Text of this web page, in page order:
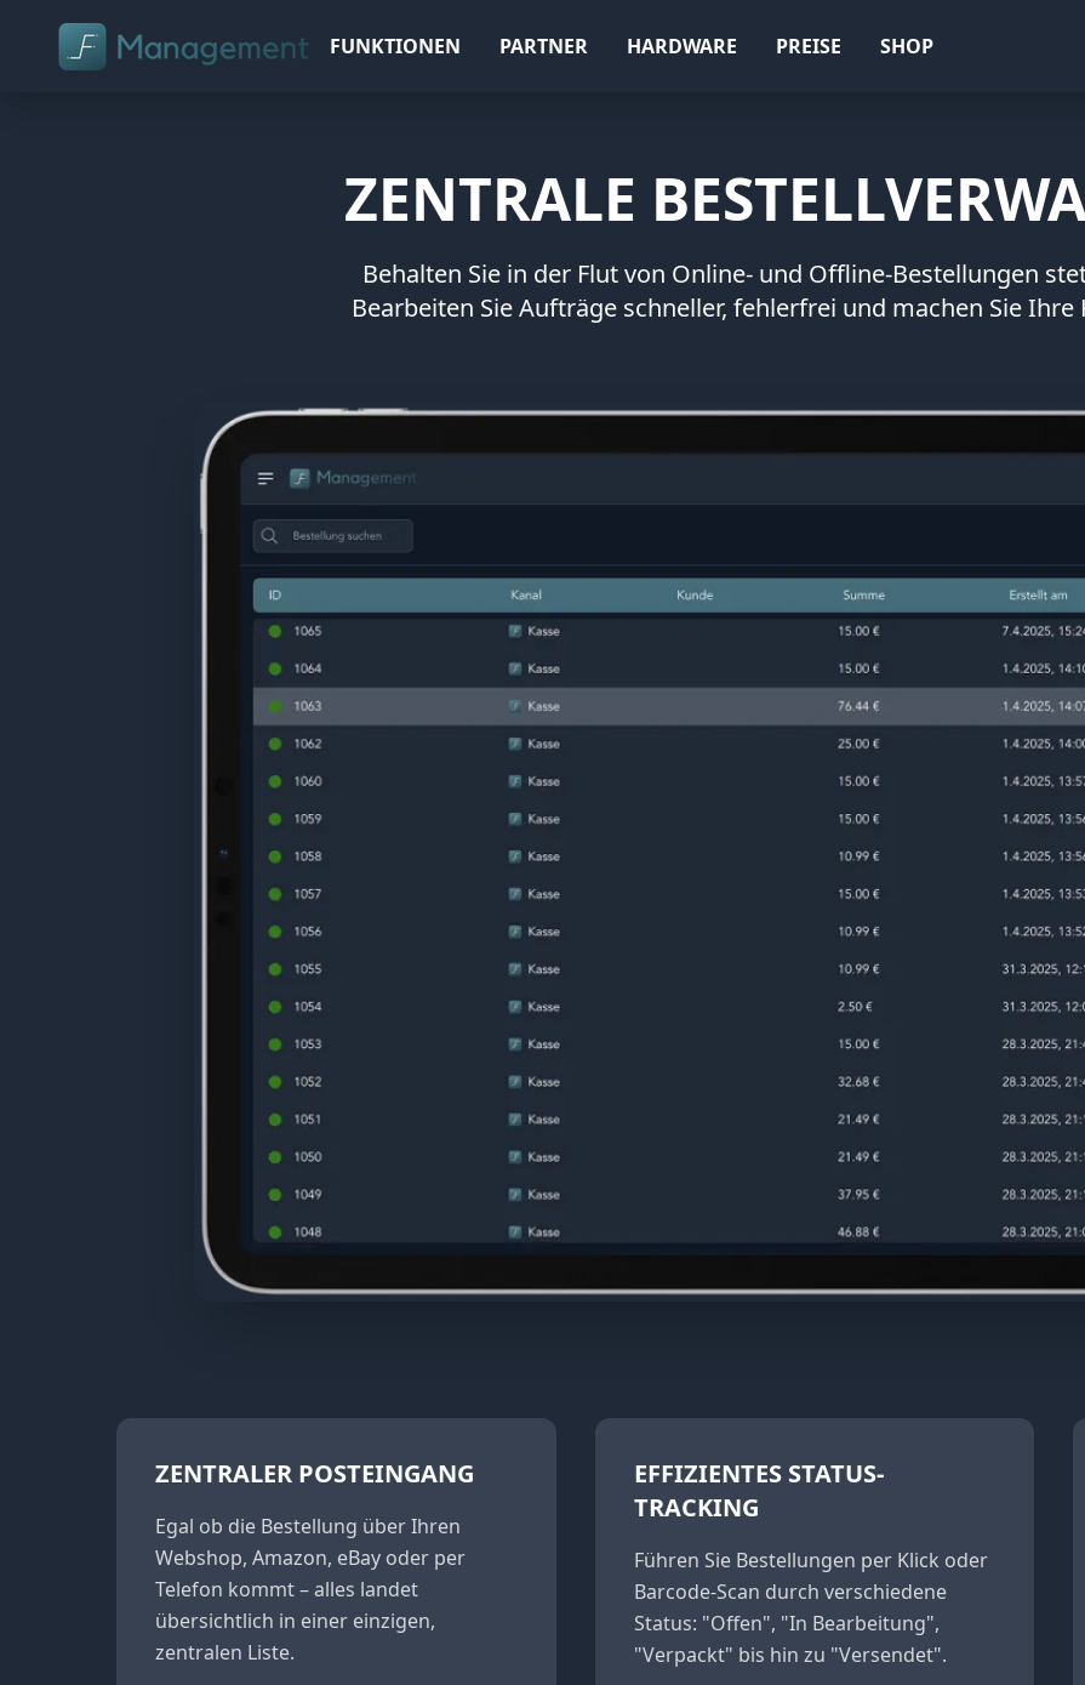
FUNKTIONEN PARTNER HARDWARE PREISE SHOP
ZENTRALE
Behalten Sie in der Flut von Online- und Offline-Bestellungen
Bearbeiten Sie Aufträge schneller, fehlerfrei und machen Sie Ihre
ZENTRALER POSTEINGANG
Egal ob die Bestellung über Ihren
Webshop, Amazon, eBay oder per
Telefon kommt – alles landet
übersichtlich in einer einzigen,
zentralen Liste.
EFFIZIENTES STATUS-
TRACKING
Führen Sie Bestellungen per Klick oder
Barcode-Scan durch verschiedene
Status: "Offen", "In Bearbeitung",
"Verpackt" bis hin zu "Versendet".